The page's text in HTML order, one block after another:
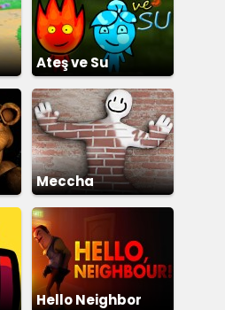
Ateş ve Su
Meccha
Chameleon
Hello Neighbor